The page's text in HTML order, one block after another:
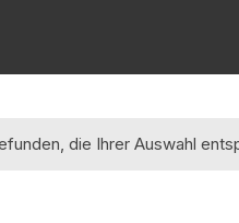
die Ihrer Auswahl